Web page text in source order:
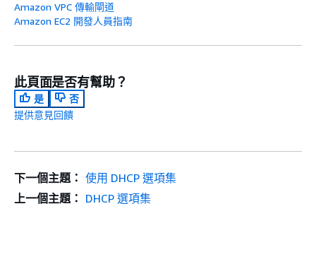
Amazon VPC 傳輸閘道
Amazon EC2 開發人員指南
此頁面是否有幫助？
是
否
提供意見回饋
下一個主題： 使用 DHCP 選項集
上一個主題： DHCP 選項集